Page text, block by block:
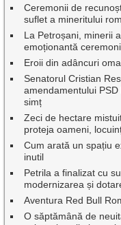
Ceremonii de
suflet a mineritului
La Petroșani, minerii
emoționantă
Eroii din adâncuri
Senatorul Cristian
amendamentului
simț
Zeci de hectare
proteja oameni,
Cum arată un spațiu
inutil
Petrila a finalizat cu
modernizarea și
Aventura Red Bull
O săptămână de